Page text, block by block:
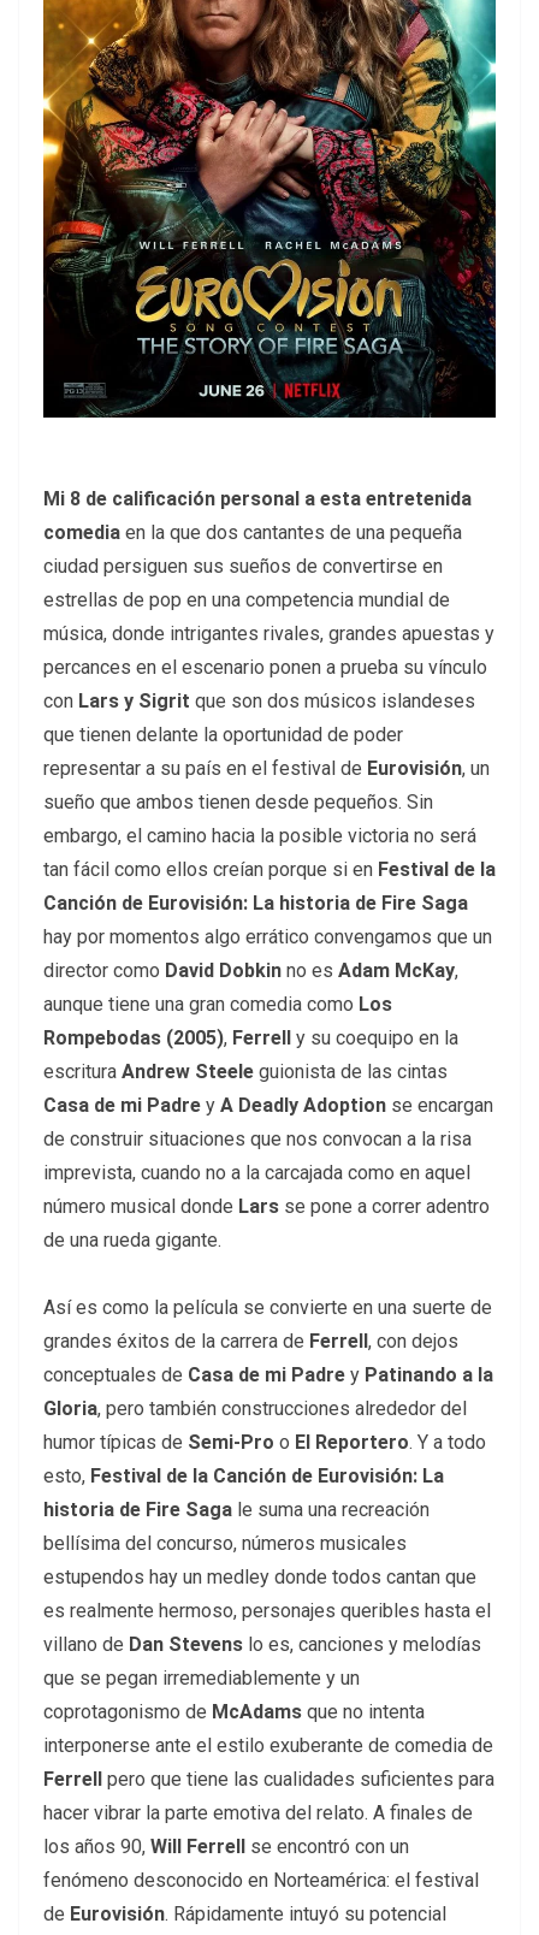
Mi 8 de calificación personal a esta entretenida
comedia en la que dos cantantes de una pequeña
ciudad persiguen sus sueños de convertirse en
estrellas de pop en una competencia mundial de
música, donde intrigantes rivales, grandes apuestas y
percances en el escenario ponen a prueba su vínculo
con Lars y Sigrit que son dos músicos islandeses
que tienen delante la oportunidad de poder
representar a su país en el festival de Eurovisión, un
sueño que ambos tienen desde pequeños. Sin
embargo, el camino hacia la posible victoria no será
tan fácil como ellos creían porque si en Festival de la
Canción de Eurovisión: La historia de Fire Saga
hay por momentos algo errático convengamos que un
director como David Dobkin no es Adam McKay,
aunque tiene una gran comedia como Los
Rompebodas (2005), Ferrell
y su coequipo en la
escritura Andrew Steele guionista de las cintas
Casa de mi Padre y A Deadly Adoption se encargan
de construir situaciones que nos convocan a la risa
imprevista, cuando no a la carcajada como en aquel
número musical donde Lars se pone a correr adentro
de una rueda gigante.
Así es como la película se convierte en una suerte de
grandes éxitos de la carrera de Ferrell , con dejos
conceptuales de Casa de mi Padre y Patinando a la
Gloria, pero también construcciones alrededor del
humor típicas de Semi-Pro o El Reportero. Y a todo
esto, Festival de la Canción de Eurovisión: La
historia de Fire Saga le suma una recreación
bellísima del concurso, números musicales
estupendos hay un medley donde todos cantan que
es realmente hermoso, personajes queribles hasta el
villano de Dan Stevens lo es, canciones y melodías
que se pegan irremediablemente y un
coprotagonismo de McAdams que no intenta
interponerse ante el estilo exuberante de comedia de
Ferrell
pero que tiene las cualidades suficientes para
hacer vibrar la parte emotiva del relato. A finales de
los años 90, Will Ferrell
se encontró con un
fenómeno desconocido en Norteamérica: el festival
de Eurovisión. Rápidamente intuyó su potencial